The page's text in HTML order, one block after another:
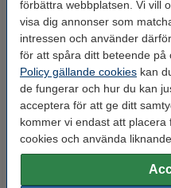
förbättra webbplatsen. Vi vill
visa dig annonser som
intressen och använder
för att spåra ditt beteende
Policy gällande cookies kan
de fungerar och hur du kan
acceptera för att ge ditt
kommer vi endast att placera
cookies och använda
Whiteboardpenna 2.5mm |
123ink | sorterade färger | 4st